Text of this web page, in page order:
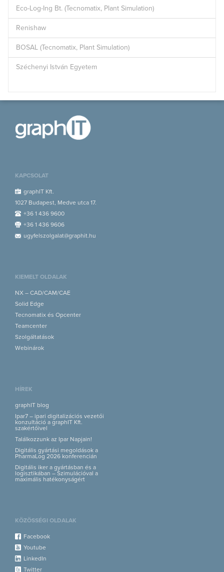
Eco-Log-Ing Bt. (Tecnomatix, Plant Simulation)
Renishaw
BOSAL (Tecnomatix, Plant Simulation)
Széchenyi István Egyetem
KAPCSOLAT
graphIT Kft.
1027 Budapest, Medve utca 17.
+36 1 436 9600
+36 1 436 9606
ugyfelszolgalat@graphit.hu
KIEMELT OLDALAK
NX – CAD/CAM/CAE
Solid Edge
Tecnomatix és Opcenter
Teamcenter
Szolgáltatások
Webinárok
HÍREK
graphIT blog
Ipar7 – ipari digitalizációs vezetői
konzultáció a graphIT Kft.
szakértőivel
Találkozzunk az Ipar Napjain!
Digitális gyártási megoldások a
PharmaLog 2026 konferencián
Digitális iker a gyártásban és a
logisztikában – Szimulációval a
maximális hatékonyságért
KÖZÖSSÉGI OLDALAK
Facebook
Youtube
LinkedIn
Twitter